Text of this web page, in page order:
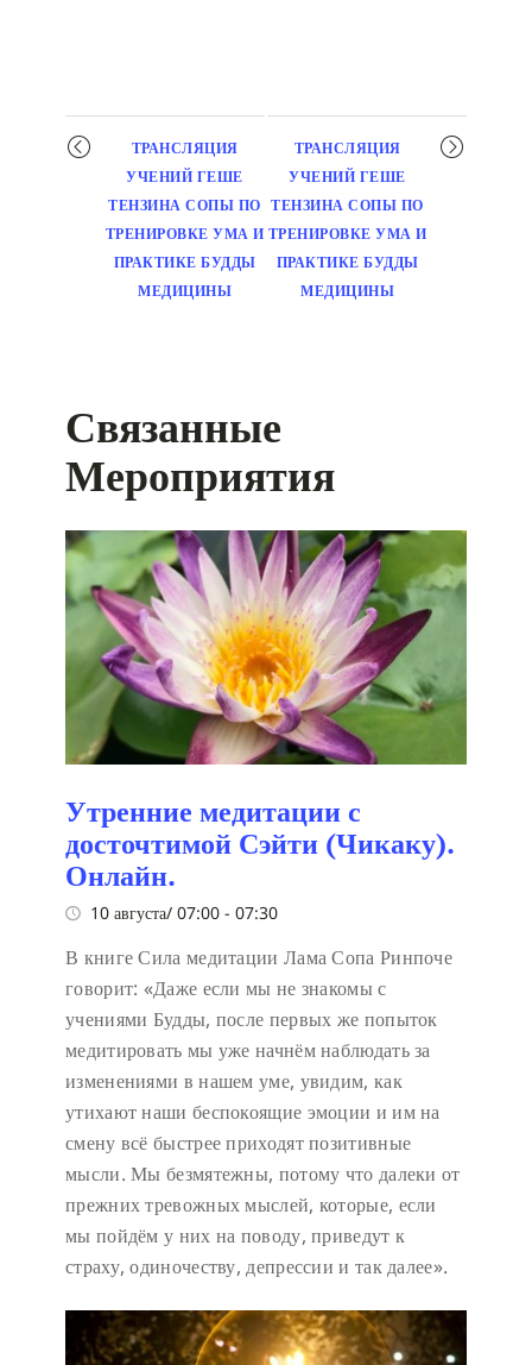
Мероприятие
навигация
ТРАНСЛЯЦИЯ
УЧЕНИЙ ГЕШЕ
ТЕНЗИНА СОПЫ ПО
ТРЕНИРОВКЕ УМА И
ПРАКТИКЕ БУДДЫ
МЕДИЦИНЫ
ТРАНСЛЯЦИЯ
УЧЕНИЙ ГЕШЕ
ТЕНЗИНА СОПЫ ПО
ТРЕНИРОВКЕ УМА И
ПРАКТИКЕ БУДДЫ
МЕДИЦИНЫ
Связанные
Мероприятия
Утренние медитации с
досточтимой Сэйти (Чикаку).
Онлайн.
10 августа/ 07:00 - 07:30
В книге Сила медитации Лама Сопа Ринпоче
говорит: «Даже если мы не знакомы с
учениями Будды, после первых же попыток
медитировать мы уже начнём наблюдать за
изменениями в нашем уме, увидим, как
утихают наши беспокоящие эмоции и им на
смену всё быстрее приходят позитивные
мысли. Мы безмятежны, потому что далеки от
прежних тревожных мыслей, которые, если
мы пойдём у них на поводу, приведут к
страху, одиночеству, депрессии и так далее».